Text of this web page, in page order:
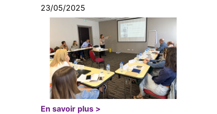
23/05/2025
En savoir plus >